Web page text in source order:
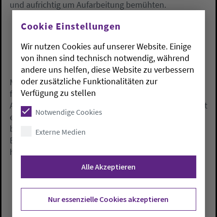
und aufrichtig um Aufarbeitung bemühten.
Meister sprach von massivem Versagen und
furchtbaren Versäumnissen der Kirche bei der
Aufarbeitung. «Dass wir Betroffene überhört und nicht
ernst genug genommen haben, ist zutiefst
beschämend», sagte er. Jetzt gelte es, gemeinsam
Empfehlungen aus den Studien umzusetzen, genau
hinzuhören und konsequent zu handeln.
Cookie Einstellungen
Wir nutzen Cookies auf unserer Website. Einige
von ihnen sind technisch notwendig, während
andere uns helfen, diese Website zu verbessern
oder zusätzliche Funktionalitäten zur
Verfügung zu stellen
Notwendige Cookies
Externe Medien
Alle Akzeptieren
Nur essenzielle Cookies akzeptieren